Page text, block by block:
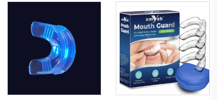
Coisir, Croíceann
haghaidh Fionnú agus
Gluais do Dhentha in
aghaidh an Chnamha
Chnaipíocht Agus
Cruithneadh Fiacla,
Tráidire Béalaigh do
Chodladh agus
Bainneadh Fiacla